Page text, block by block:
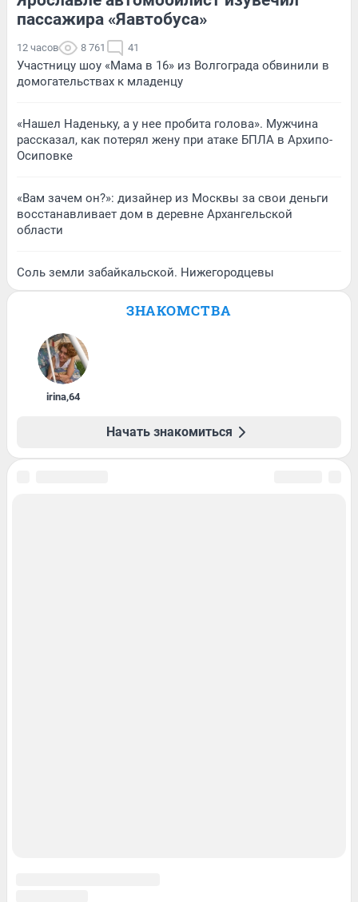
пассажира «Яавтобуса»
12 часов 8 761 41
Участницу шоу «Мама в 16» из Волгограда обвинили в
домогательствах к младенцу
«Нашел Наденьку, а у нее пробита голова». Мужчина
рассказал, как потерял жену при атаке БПЛА в Архипо-
Осиповке
«Вам зачем он?»: дизайнер из Москвы за свои деньги
восстанавливает дом в деревне Архангельской
области
Соль земли забайкальской. Нижегородцевы
ЗНАКОМСТВА
irina,64
Начать знакомиться